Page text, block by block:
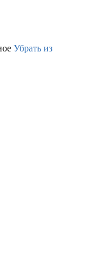
Убрать из